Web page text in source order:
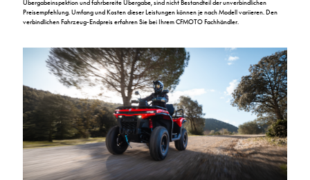
Übergabeinspektion und fahrbereite Übergabe, sind nicht Bestandteil der unverbindlichen
Preisempfehlung. Umfang und Kosten dieser Leistungen können je nach Modell variieren. Den
verbindlichen Fahrzeug-Endpreis erfahren Sie bei Ihrem CFMOTO Fachhändler.